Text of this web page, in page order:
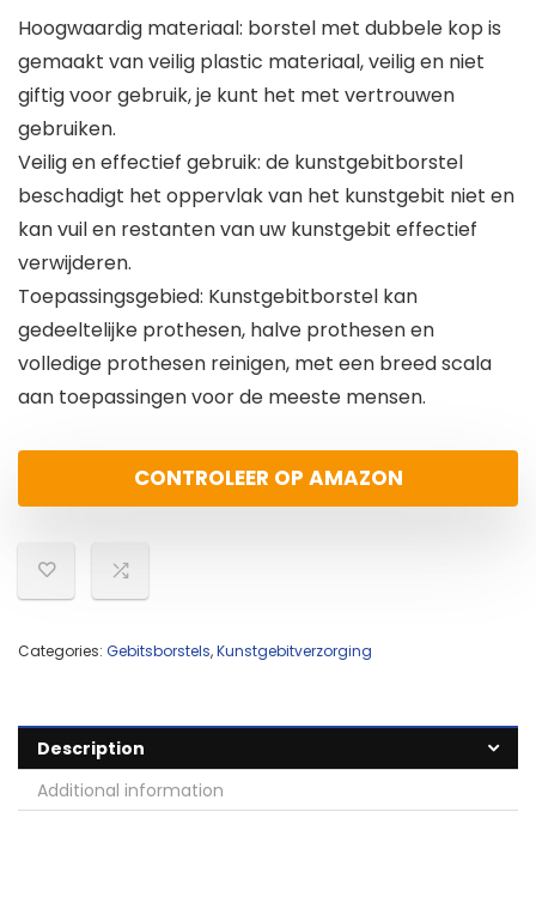
Hoogwaardig materiaal: borstel met dubbele kop is
gemaakt van veilig plastic materiaal, veilig en niet
giftig voor gebruik, je kunt het met vertrouwen
gebruiken.
Veilig en effectief gebruik: de kunstgebitborstel
beschadigt het oppervlak van het kunstgebit niet en
kan vuil en restanten van uw kunstgebit effectief
verwijderen.
Toepassingsgebied: Kunstgebitborstel kan
gedeeltelijke prothesen, halve prothesen en
volledige prothesen reinigen, met een breed scala
aan toepassingen voor de meeste mensen.
CONTROLEER OP AMAZON
Categories: Gebitsborstels,Kunstgebitverzorging
Description
Additional information